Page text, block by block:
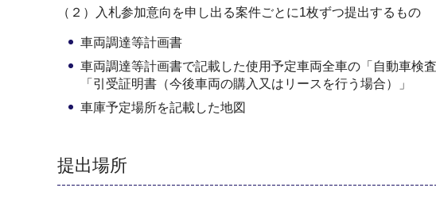
（２）入札参加意向を申し出る案件ごとに1枚ずつ提出するもの
車両調達等計画書
車両調達等計画書で記載した使用予定車両全車の「自動車検
「引受証明書（今後車両の購入又はリースを行う場合）」
車庫予定場所を記載した地図
提出場所